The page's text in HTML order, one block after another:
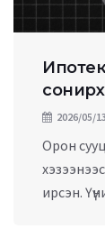
2026/05/
Орон
ирсэн.